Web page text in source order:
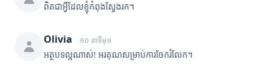
ពិតជាអ្វីដែលខ្ញុំកំពុងស្វែងរក។
Olivia ១០ នាទីមុន
អត្ថបទល្អណាស់! អរគុណសម្រាប់ការចែករំលែក។